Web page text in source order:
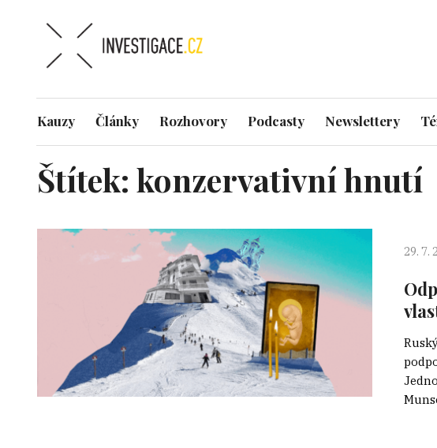
Kauzy Články Rozhovory Podcasty Newslettery
Štítek: konzervativní hnutí
29. 7.